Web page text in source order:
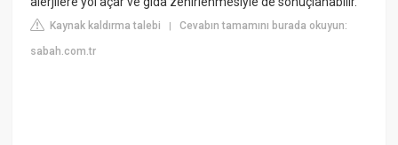
Kaynak kaldırma talebi |Cevabın tamamını burada okuyun:
sabah.com.tr